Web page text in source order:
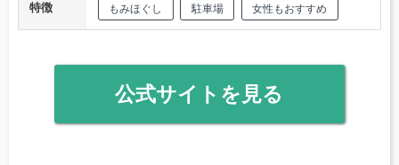
特徴 もみほぐし 駐車場 女性もおすすめ
公式サイトを見る